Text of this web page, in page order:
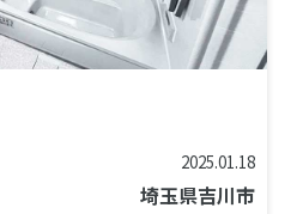
2025.01.18
埼玉県吉川市